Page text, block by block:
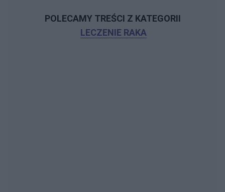
POLECAMY TREŚCI Z KATEGORII
LECZENIE RAKA